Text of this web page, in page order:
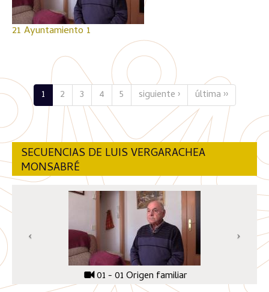
21 Ayuntamiento 1
1 2 3 4 5 siguiente › última ››
SECUENCIAS DE LUIS VERGARACHEA
MONSABRÉ
01 - 01 Origen familiar